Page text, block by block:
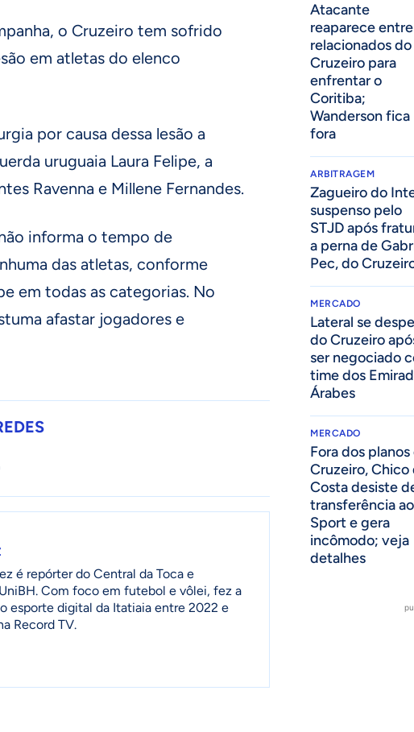
o Cruzeiro tem sofrido
em atletas do elenco
por causa dessa lesão a
uruguaia Laura Felipe, a
Ravenna e Millene Fernandes.
informa o tempo de
das atletas, conforme
em todas as categorias. No
afastar jogadores e
é repórter do Central da Toca e
Com foco em futebol e vôlei, fez a
esporte digital da Itatiaia entre 2022 e
Record TV.
Atacante
reaparece entre
relacionados do
Cruzeiro para
enfrentar o
Coritiba;
Wanderson fica
fora
ARBITRAGEM
Zagueiro do
suspenso pelo
STJD após
a perna de
Pec, do
MERCADO
Lateral se
do Cruzeiro
ser negociado
time dos
Árabes
MERCADO
Fora dos planos
Cruzeiro, Chico
Costa desiste
transferência ao
Sport e gera
incômodo; veja
detalhes